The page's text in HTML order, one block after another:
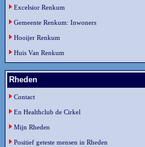
Excelsior Renkum
Gemeente Renkum: Inwoners
Hooijer Renkum
Huis Van Renkum
Rheden
Contact
En Healthclub de Cirkel
Mijn Rheden
Positief geteste mensen in Rheden